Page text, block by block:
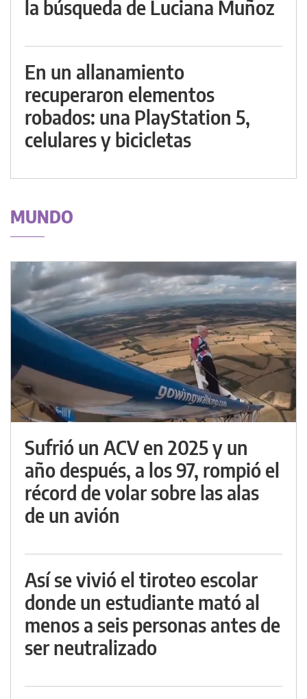
la búsqueda de Luciana Muñoz
En un allanamiento
recuperaron elementos
robados: una PlayStation 5,
celulares y bicicletas
MUNDO
Sufrió un ACV en 2025 y un
año después, a los 97, rompió el
récord de volar sobre las alas
de un avión
Así se vivió el tiroteo escolar
donde un estudiante mató al
menos a seis personas antes de
ser neutralizado